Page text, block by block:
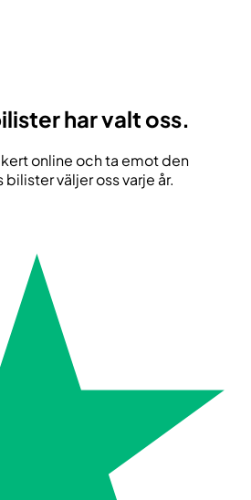
har valt oss.
online och ta emot den
väljer oss varje år.